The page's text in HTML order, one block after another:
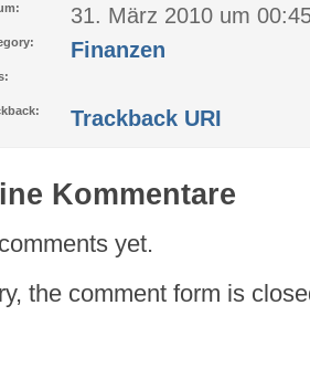
31. März 2010 um
Finanzen
Trackback URI
Kommentare
yet.
the comment form is